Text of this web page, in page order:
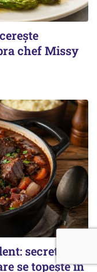
chef Missy
secretul
se topește în